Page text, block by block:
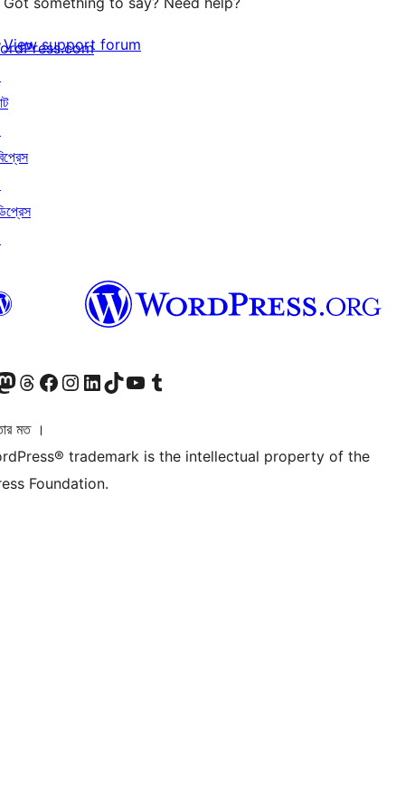
View support forum
অ্যাকাউন্টটি দেখুন
আমাদের থ্রেডস অ্যাকাউন্টটি দেখুনআমাদের ফেসবুক পেজ দেখুনআমাদের ইন্সটাগ্রাম অ্যাকাউন্ট দেখুনআমাদের লিঙ্কডইন অ্যাকাউন্টে যানআমাদের TikTok অ্যাকাউন্টটি দেখুনআমাদের ইউটিউব চ্যানেলে যান আমাদের টাম্বলার অ্যাকাউন্ট দেখুন
মত ।
trademark is the intellectual property of the
Foundation.